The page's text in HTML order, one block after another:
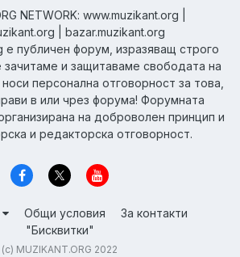
NETWORK: www.muzikant.org |
| bazar.muzikant.org
е публичен форум, изразяващ строго
зачитаме и защитаваме свободата на
персонална отговорност за това,
в или чрез форума! Форумната
на доброволен принцип и
и редакторска отговорност.
Общи условия
За контакти
"Бисквитки"
(c) MUZIKANT.ORG 2022